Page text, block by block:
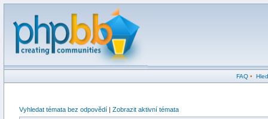
FAQ•
Vyhledat témata bez odpovědí | Zobrazit aktivní témata